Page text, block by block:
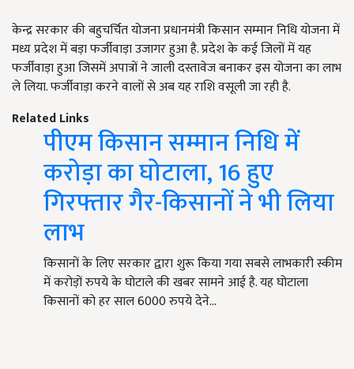
केन्द्र सरकार की बहुचर्चित योजना प्रधानमंत्री किसान सम्मान निधि योजना में
मध्य प्रदेश में बड़ा फर्जीवाड़ा उजागर हुआ है. प्रदेश के कई जिलों में यह
फर्जीवाड़ा हुआ जिसमें अपात्रों ने जाली दस्तावेज बनाकर इस योजना का लाभ
ले लिया. फर्जीवाड़ा करने वालों से अब यह राशि वसूली जा रही है.
Related Links
पीएम किसान सम्मान निधि में
करोड़ा का घोटाला, 16 हुए
गिरफ्तार गैर-किसानों ने भी लिया
लाभ
किसानों के लिए सरकार द्वारा शुरू किया गया सबसे लाभकारी स्कीम
में करोड़ों रुपये के घोटाले की खबर सामने आई है. यह घोटाला
किसानों को हर साल 6000 रुपये देने…